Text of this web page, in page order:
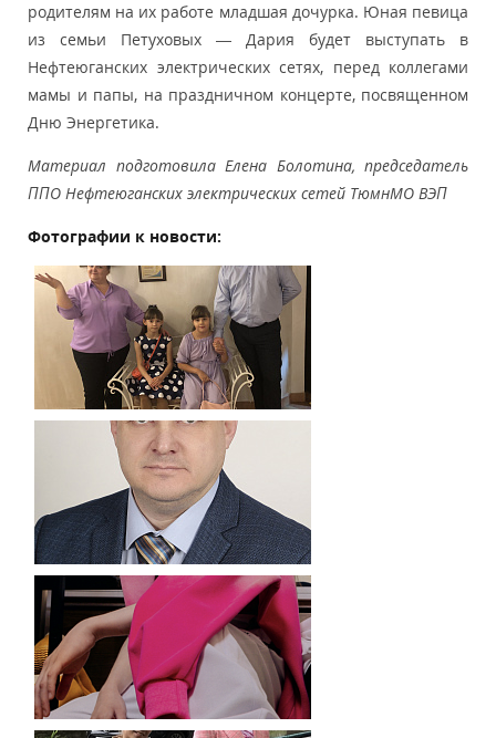
родителям на их работе младшая дочурка. Юная певица
из семьи Петуховых — Дария будет выступать в
Нефтеюганских электрических сетях, перед коллегами
мамы и папы, на праздничном концерте, посвященном
Дню Энергетика.
Материал подготовила Елена Болотина, председатель
ППО Нефтеюганских электрических сетей ТюмнМО ВЭП
Фотографии к новости: